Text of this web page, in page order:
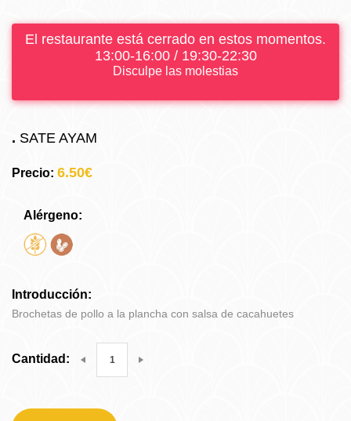
El restaurante está cerrado en estos momentos.
13:00-16:00 / 19:30-22:30
Disculpe las molestias
. SATE AYAM
Precio: 6.50€
Alérgeno:
Introducción:
Brochetas de pollo a la plancha con salsa de cacahuetes
Cantidad: